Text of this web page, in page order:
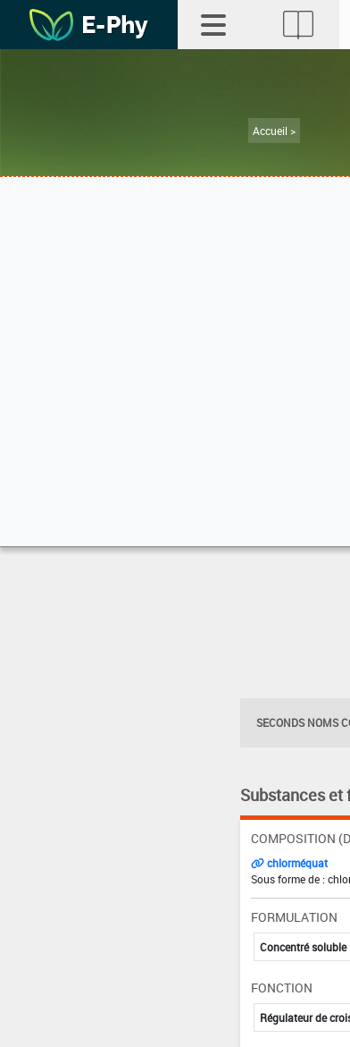
Accueil >
SECONDS NOMS
Substances
COMPOSITION
chlorméquat
Sous forme de :
FORMULATION
Concentré soluble
FONCTION
Régulateur de